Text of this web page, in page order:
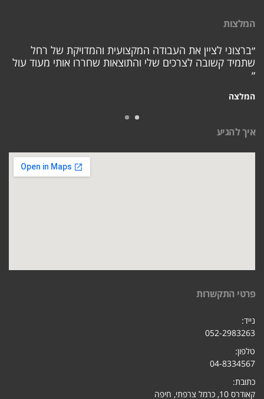
המלצות
״ברצוני לציין את העבודה המקצועית והמדויקת של רחל
שתמיד קשובה לצרכים שלי והתוצאות שחררו אותי מעוד עול
״
המלצה
איך להגיע
פרטי התקשרות
נייד:
052-2983263
טלפון:
04-8334567
כתובת:
קאודרס 10, כרמל צרפתי, חיפ
ה